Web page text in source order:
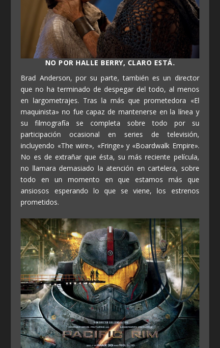
NO POR HALLE BERRY, CLARO ESTÁ.
Brad Anderson, por su parte, también es un director
que no ha terminado de despegar del todo, al menos
en largometrajes. Tras la más que prometedora «El
maquinista» no fue capaz de mantenerse en la línea y
su filmografía se completa sobre todo por su
participación ocasional en series de televisión,
incluyendo «The wire», «Fringe» y «Boardwalk Empire».
No es de extrañar que ésta, su más reciente película,
no llamara demasiado la atención en cartelera, sobre
todo en un momento en que estamos más que
ansiosos esperando lo que se viene, los estrenos
prometidos.